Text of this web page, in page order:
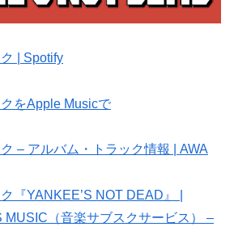
| Spotify
をApple Musicで
– アルバム・トラック情報 | AWA
『YANKEE’S NOT DEAD』 |
（音楽サブスクサービス） –